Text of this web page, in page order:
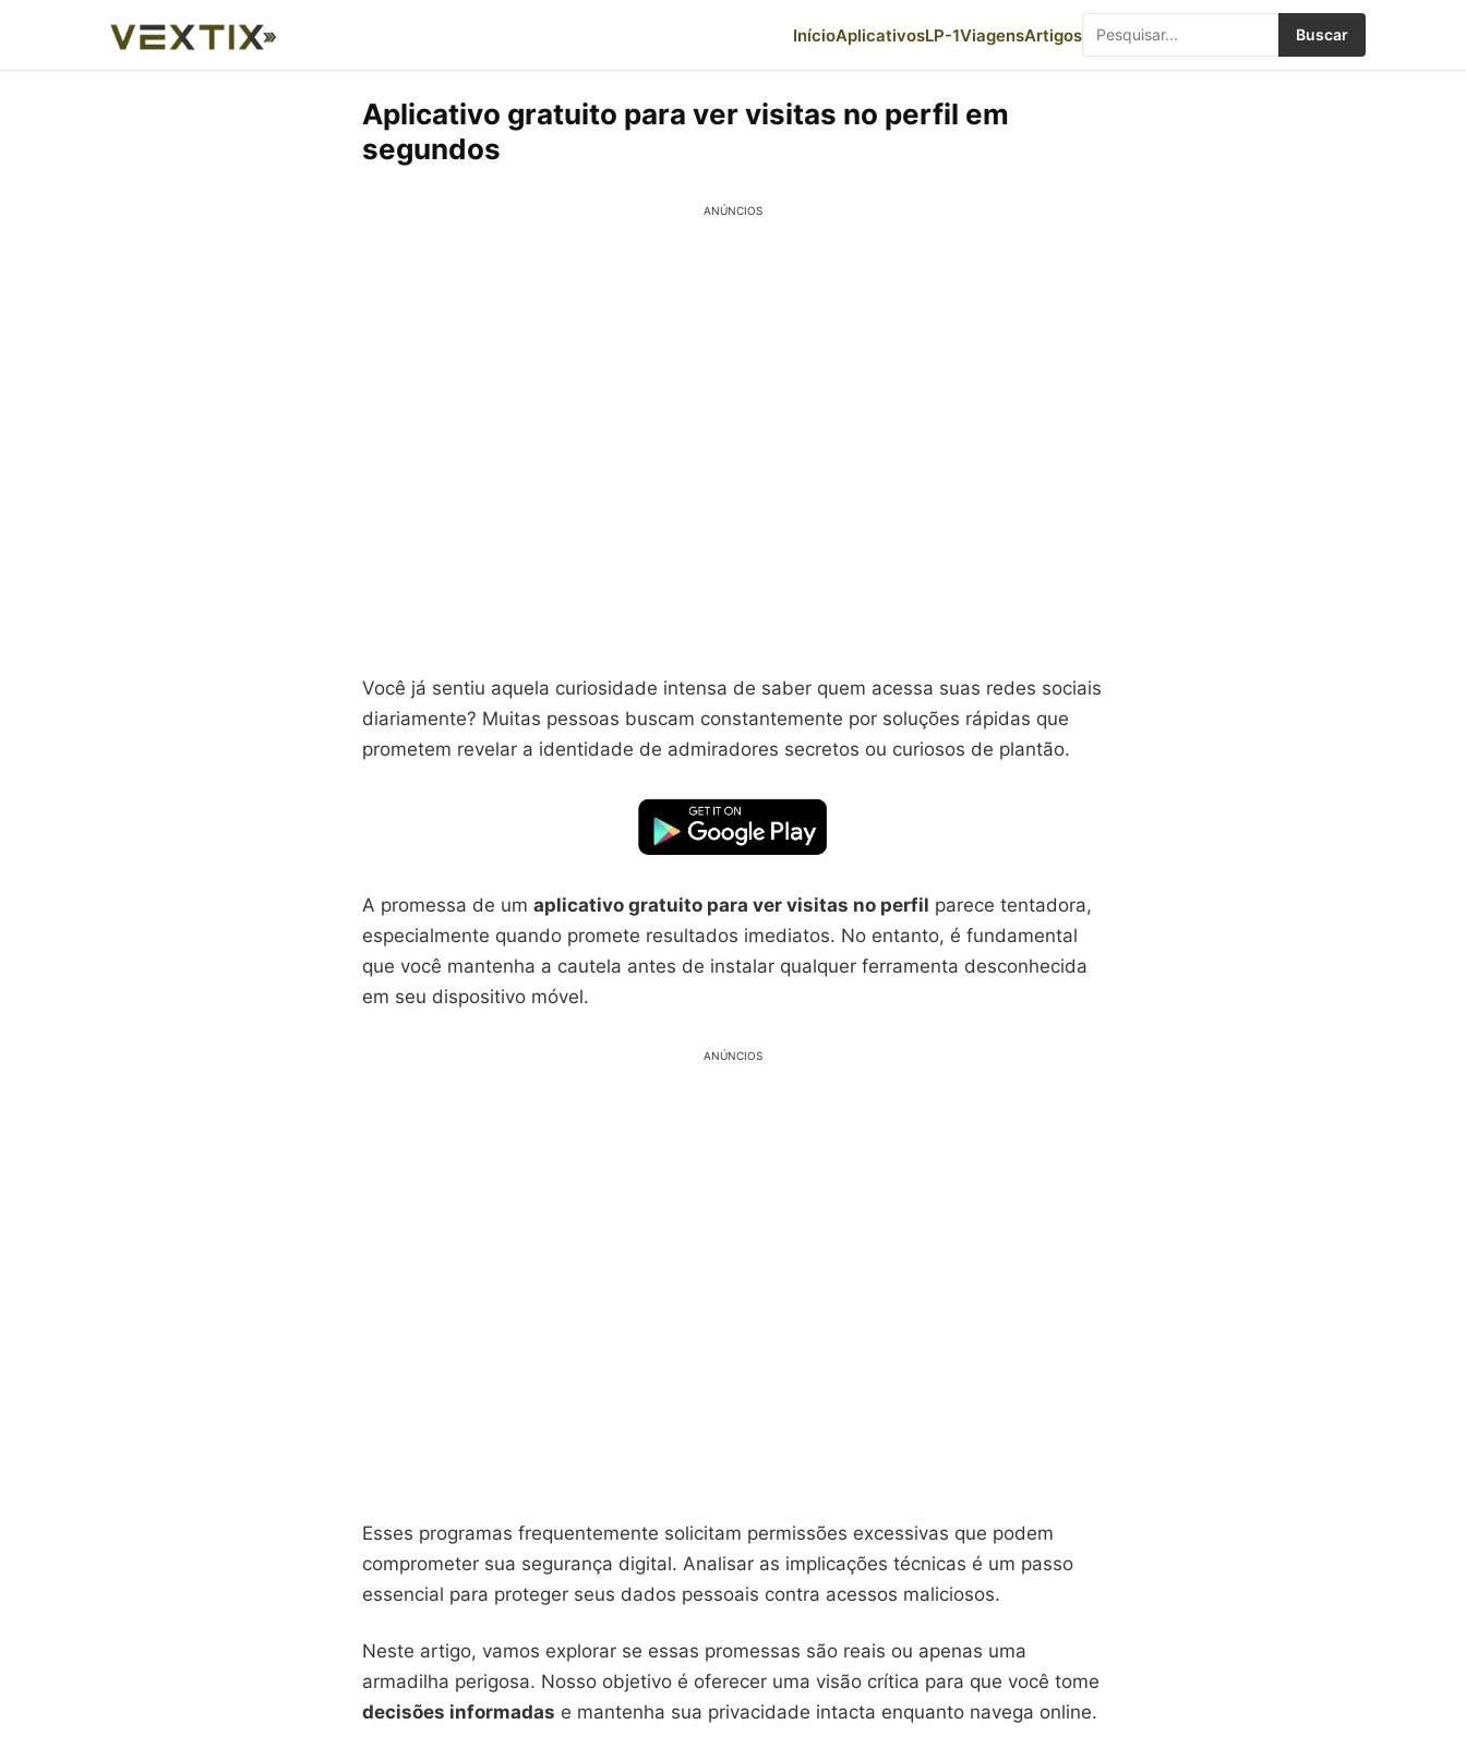
InícioAplicativosLP-1ViagensArtigos Buscar
Aplicativo gratuito para ver visitas no perfil em
segundos
ANÚNCIOS
Você já sentiu aquela curiosidade intensa de saber quem acessa suas redes sociais
diariamente? Muitas pessoas buscam constantemente por soluções rápidas que
prometem revelar a identidade de admiradores secretos ou curiosos de plantão.
A promessa de um aplicativo gratuito para ver visitas no perfil parece tentadora,
especialmente quando promete resultados imediatos. No entanto, é fundamental
que você mantenha a cautela antes de instalar qualquer ferramenta desconhecida
em seu dispositivo móvel.
ANÚNCIOS
Esses programas frequentemente solicitam permissões excessivas que podem
comprometer sua segurança digital. Analisar as implicações técnicas é um passo
essencial para proteger seus dados pessoais contra acessos maliciosos.
Neste artigo, vamos explorar se essas promessas são reais ou apenas uma
armadilha perigosa. Nosso objetivo é oferecer uma visão crítica para que você tome
decisões informadas e mantenha sua privacidade intacta enquanto navega online.